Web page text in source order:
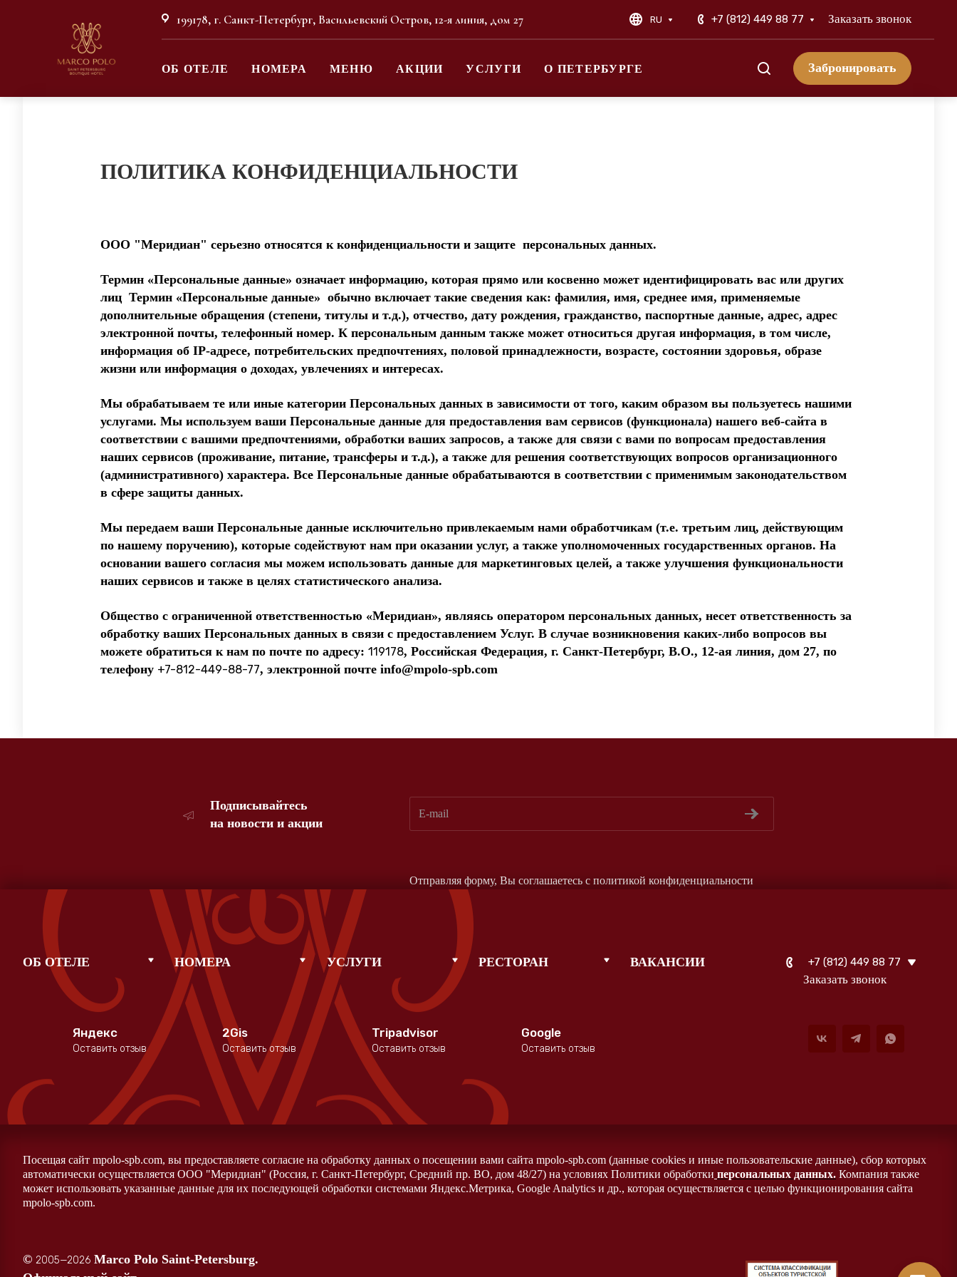
199178, г. Санкт-Петербург, Васильевский Остров, 12-я линия, дом 27 RU +7 (812) 449 88 77 Заказать звонок
ОБ ОТЕЛЕ НОМЕРА МЕНЮ АКЦИИ УСЛУГИ О ПЕТЕРБУРГЕ Забронировать
ПОЛИТИКА КОНФИДЕНЦИАЛЬНОСТИ
ООО "Меридиан" серьезно относятся к конфиденциальности и защите персональных данных.
Термин «Персональные данные» означает информацию, которая прямо или косвенно может идентифицировать вас или других
лиц Термин «Персональные данные» обычно включает такие сведения как: фамилия, имя, среднее имя, применяемые
дополнительные обращения (степени, титулы и т.д.), отчество, дату рождения, гражданство, паспортные данные, адрес, адрес
электронной почты, телефонный номер. К персональным данным также может относиться другая информация, в том числе,
информация об IP-адресе, потребительских предпочтениях, половой принадлежности, возрасте, состоянии здоровья, образе
жизни или информация о доходах, увлечениях и интересах.
Мы обрабатываем те или иные категории Персональных данных в зависимости от того, каким образом вы пользуетесь нашими
услугами. Мы используем ваши Персональные данные для предоставления вам сервисов (функционала) нашего веб-сайта в
соответствии с вашими предпочтениями, обработки ваших запросов, а также для связи с вами по вопросам предоставления
наших сервисов (проживание, питание, трансферы и т.д.), а также для решения соответствующих вопросов организационного
(административного) характера. Все Персональные данные обрабатываются в соответствии с применимым законодательством
в сфере защиты данных.
Мы передаем ваши Персональные данные исключительно привлекаемым нами обработчикам (т.е. третьим лиц, действующим
по нашему поручению), которые содействуют нам при оказании услуг, а также уполномоченных государственных органов. На
основании вашего согласия мы можем использовать данные для маркетинговых целей, а также улучшения функциональности
наших сервисов и также в целях статистического анализа.
Общество с ограниченной ответственностью «Меридиан», являясь оператором персональных данных, несет ответственность за
обработку ваших Персональных данных в связи с предоставлением Услуг. В случае возникновения каких-либо вопросов вы
можете обратиться к нам по почте по адресу:119178, Российская Федерация, г. Санкт-Петербург, В.О., 12-ая линия, дом 27, по
телефону +7-812-449-88-77, электронной почтеinfo@mpolo-spb.com
Подписывайтесь
на новости и акции
Отправляя форму, Вы соглашаетесь с политикой конфиденциальности
ОБ ОТЕЛЕ НОМЕРА УСЛУГИ РЕСТОРАН ВАКАНСИИ +7 (812) 449 88 77
Заказать звонок
Яндекс
Оставить отзыв
2Gis
Оставить отзыв
Tripadvisor
Оставить отзыв
Google
Оставить отзыв
Посещая сайт mpolo-spb.com, вы предоставляете согласие на обработку данных о посещении вами сайта mpolo-spb.com (данные cookies и иные пользовательские данные), сбор которых
автоматически осуществляется ООО "Меридиан" (Россия, г. Санкт-Петербург, Средний пр. ВО, дом 48/27) на условиях Политики обработки персональных данных. Компания также
может использовать указанные данные для их последующей обработки системами Яндекс.Метрика, Google Analytics и др., которая осуществляется с целью функционирования сайта
mpolo-spb.com.
© 2005—2026 Marco Polo Saint-Petersburg.